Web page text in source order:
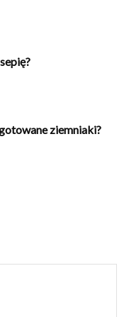
ziemniaki?